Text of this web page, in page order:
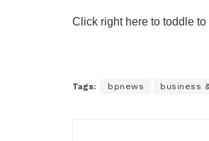
Click right here to toddle
Tags: bpnews business